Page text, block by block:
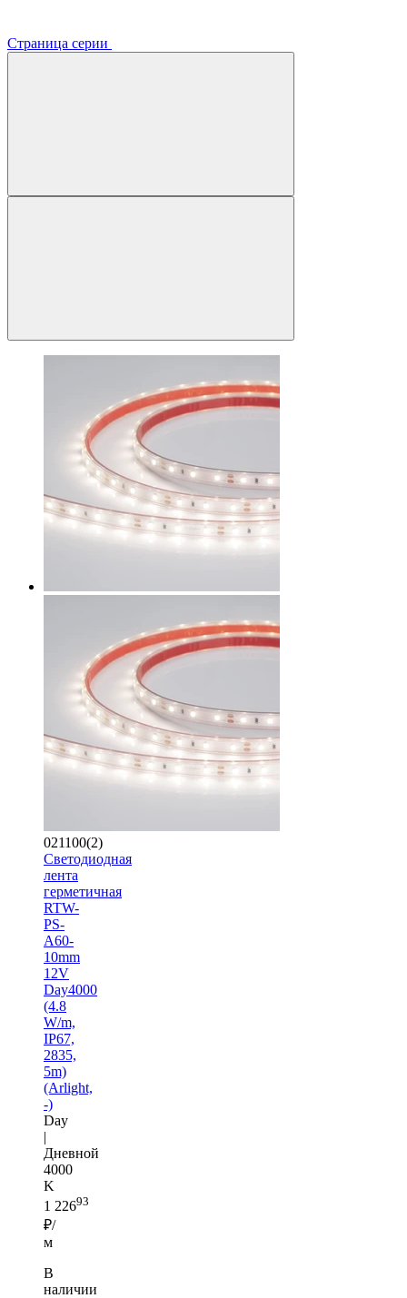
Страница серии
021100(2)
Светодиодная
лента
герметичная
RTW-
PS-
A60-
10mm
12V
Day4000
(4.8
W/m,
IP67,
2835,
5m)
(Arlight,
-)
Day
|
Дневной
4000
K
1 22693
₽/
м
В
наличии